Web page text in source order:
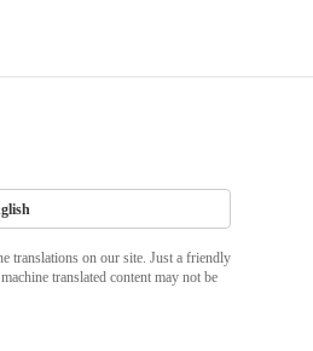
translations on our site. Just a friendly
translated content may not be